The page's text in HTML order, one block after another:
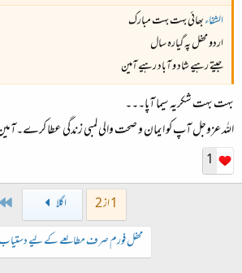
الشفاءبھائی بہت بہت مبارک
اردو محفل پہ گیارہ سال
جیتے رہیے شاد و آباد رہیے آمین
بہت بہت شکریہ سیما آپا۔۔۔
اللہ عزوجل آپ کو ایمان و صحت والی لمبی زندگی عطا
1
1 از 2
اگلا
محفل فورم صرف مطالعے کے لیے